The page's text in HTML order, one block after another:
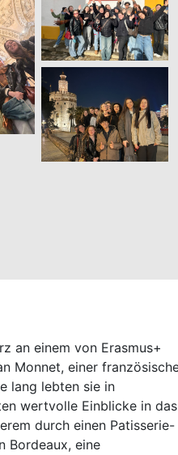
an einem von Erasmus+
Monnet, einer
lang lebten sie in
wertvolle Einblicke in das
durch einen Patisserie-
Bordeaux, eine